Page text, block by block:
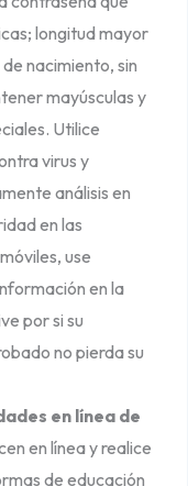
longitud mayor
nacimiento, sin
mayúsculas y
Utilice
virus y
análisis en
en las
use
en la
por si su
no pierda su
en línea de
en línea y realice
de educación